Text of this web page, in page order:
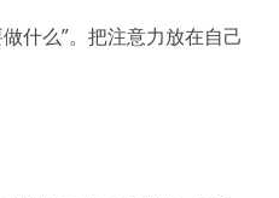
什么”。把注意力放在自己